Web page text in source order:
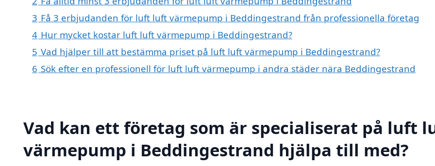
3 Få 3 erbjudanden för luft luft värmepump i Beddingestrand från professionella företag
4 Hur mycket kostar luft luft värmepump i Beddingestrand?
5 Vad hjälper till att bestämma priset på luft luft värmepump i Beddingestrand?
6 Sök efter en professionell för luft luft värmepump i andra städer nära Beddingestrand
Vad kan ett företag som är specialiserat på luft
värmepump i Beddingestrand hjälpa till med?